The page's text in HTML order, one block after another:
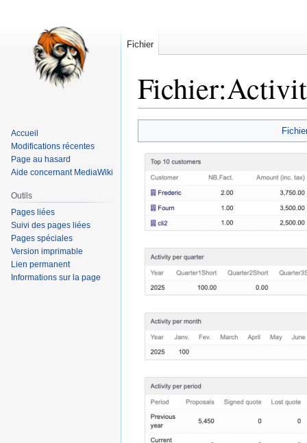
Fichier:
à
navigation
à
recherche
Fichier
Accueil
Modifications récentes
Page au hasard
Aide concernant MediaWiki
Outils
Pages liées
Suivi des pages liées
Pages spéciales
Version imprimable
Lien permanent
Informations sur la page